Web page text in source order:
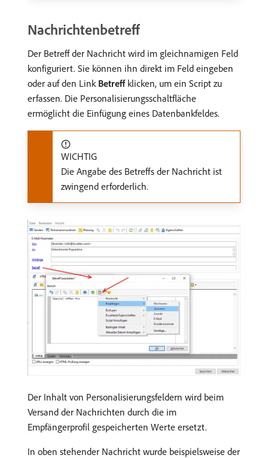
Nachrichtenbetreff
Der Betreff der Nachricht wird im gleichnamigen Feld
konfiguriert. Sie können ihn direkt im Feld eingeben
oder auf den Link Betreffklicken, um ein Script zu
erfassen. Die Personalisierungsschaltfläche
ermöglicht die Einfügung eines Datenbankfeldes.
WICHTIG
Die Angabe des Betreffs der Nachricht ist
zwingend erforderlich.
Der Inhalt von Personalisierungsfeldern wird beim
Versand der Nachrichten durch die im
Empfängerprofil gespeicherten Werte ersetzt.
In oben stehender Nachricht wurde beispielsweise der